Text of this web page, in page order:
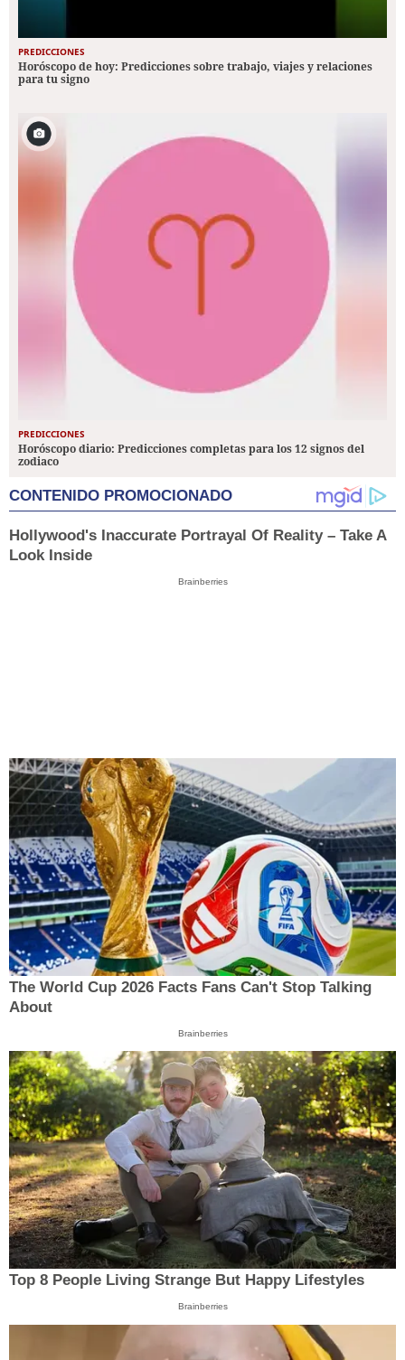
PREDICCIONES
Horóscopo de hoy: Predicciones sobre trabajo, viajes y relaciones
para tu signo
PREDICCIONES
Horóscopo diario: Predicciones completas para los 12 signos del
zodiaco
CONTENIDO PROMOCIONADO
Hollywood's Inaccurate Portrayal Of Reality – Take A
Look Inside
Brainberries
The World Cup 2026 Facts Fans Can't Stop Talking
About
Brainberries
Top 8 People Living Strange But Happy Lifestyles
Brainberries